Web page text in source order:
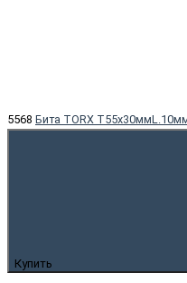
5568 Бита TORX
Купить